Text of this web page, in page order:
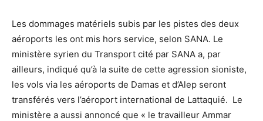
Les dommages matériels subis par les pistes des deux
aéroports les ont mis hors service, selon SANA. Le
ministère syrien du Transport cité par SANA a, par
ailleurs, indiqué qu’à la suite de cette agression sioniste,
les vols via les aéroports de Damas et d’Alep seront
transférés vers l’aéroport international de Lattaquié. Le
ministère a aussi annoncé que « le travailleur Ammar